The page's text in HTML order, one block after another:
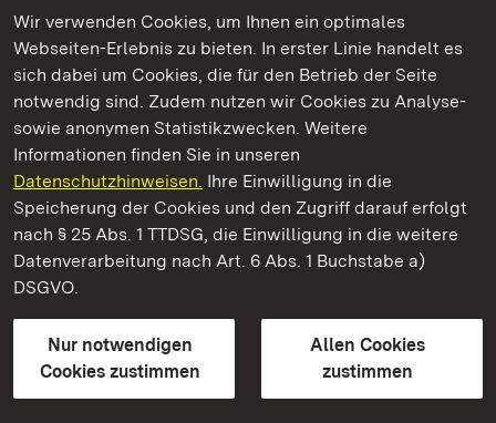
Wir verwenden Cookies, um Ihnen ein optimales
Webseiten-Erlebnis zu bieten. In erster Linie handelt es
sich dabei um Cookies, die für den Betrieb der Seite
notwendig sind. Zudem nutzen wir Cookies zu Analyse-
sowie anonymen Statistikzwecken. Weitere
Informationen finden Sie in unseren
Datenschutzhinweisen. Ihre Einwilligung in die
Speicherung der Cookies und den Zugriff darauf erfolgt
nach § 25 Abs. 1 TTDSG, die Einwilligung in die weitere
Datenverarbeitung nach Art. 6 Abs. 1 Buchstabe a)
DSGVO.
Nur notwendigen
Cookies zustimmen
Allen Cookies
zustimmen
Kommen. Staunen. Genießen.
Staatliche Schlösser und Gärten Baden‑Württemberg
Staatliche Schlösser und Gärten Baden-Württemberg
Kontakt
GebärdenspracheLeichte Sprache
Erklärung zur Barrierefreiheit
BITV-konform (geprüfte Seiten)